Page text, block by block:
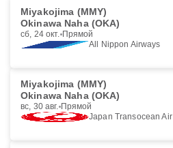
Miyakojima (MMY)
Okinawa Naha (OKA)
сб, 24 окт. Прямой
All Nippon Airways
Miyakojima (MMY)
Okinawa Naha (OKA)
вс, 30 авг. Прямой
Japan Transocean Air